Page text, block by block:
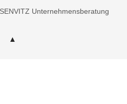
Unternehmensberatung